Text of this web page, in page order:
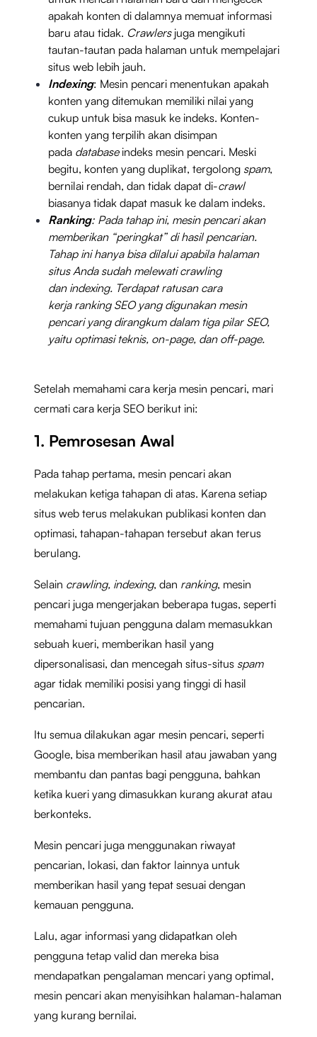
apakah konten di dalamnya memuat informasi
baru atau tidak. Crawlersjuga mengikuti
tautan-tautan pada halaman untuk mempelajari
situs web lebih jauh.
Indexing: Mesin pencari menentukan apakah
konten yang ditemukan memiliki nilai yang
cukup untuk bisa masuk ke indeks. Konten-
konten yang terpilih akan disimpan
pada databaseindeks mesin pencari. Meski
begitu, konten yang duplikat, tergolong spam,
bernilai rendah, dan tidak dapat di-crawl
biasanya tidak dapat masuk ke dalam indeks.
Ranking: Pada tahap ini, mesin pencari akan
memberikan “peringkat” di hasil pencarian.
Tahap ini hanya bisa dilalui apabila halaman
situs Anda sudah melewati crawling
dan indexing. Terdapat ratusan cara
kerja ranking SEO yang digunakan mesin
pencari yang dirangkum dalam tiga pilar SEO,
yaitu optimasi teknis, on-page, dan off-page.
Setelah memahami cara kerja mesin pencari, mari
cermati cara kerja SEO berikut ini:
1. Pemrosesan Awal
Pada tahap pertama, mesin pencari akan
melakukan ketiga tahapan di atas. Karena setiap
situs web terus melakukan publikasi konten dan
optimasi, tahapan-tahapan tersebut akan terus
berulang.
Selain crawling, indexing, dan ranking, mesin
pencari juga mengerjakan beberapa tugas, seperti
memahami tujuan pengguna dalam memasukkan
sebuah kueri, memberikan hasil yang
dipersonalisasi, dan mencegah situs-situs spam
agar tidak memiliki posisi yang tinggi di hasil
pencarian.
Itu semua dilakukan agar mesin pencari, seperti
Google, bisa memberikan hasil atau jawaban yang
membantu dan pantas bagi pengguna, bahkan
ketika kueri yang dimasukkan kurang akurat atau
berkonteks.
Mesin pencari juga menggunakan riwayat
pencarian, lokasi, dan faktor lainnya untuk
memberikan hasil yang tepat sesuai dengan
kemauan pengguna.
Lalu, agar informasi yang didapatkan oleh
pengguna tetap valid dan mereka bisa
mendapatkan pengalaman mencari yang optimal,
mesin pencari akan menyisihkan halaman-halaman
yang kurang bernilai.